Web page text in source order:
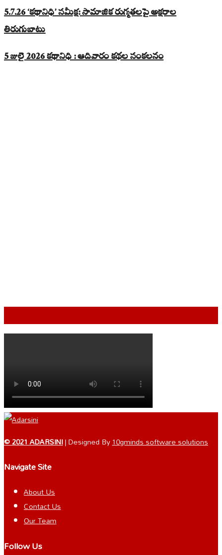
5.7.26 ‘కథానిధి’ సమీక్ష: సామాజిక రుగ్మతలపై అక్షరాల
తిరుగుబాటు
5 జులై 2026 కథానిధి : ఆదివారం కథల సంకలనం
© 2021 ADARSINI| Designed By10gminds software solutions
Navigate Site
About Us
Contact Us
Our Team
Follow Us